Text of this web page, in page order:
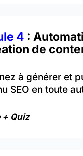
4 :
de
à générer et
SEO en toute
+ Quiz